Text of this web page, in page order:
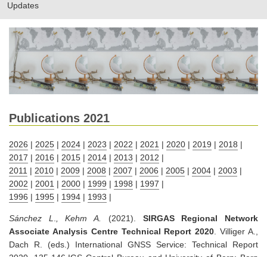
Updates
Publications 2021
2026 | 2025 | 2024 | 2023 | 2022 | 2021 | 2020 | 2019 | 2018 |
2017 | 2016 | 2015 | 2014 | 2013 | 2012 |
2011 | 2010 | 2009 | 2008 | 2007 | 2006 | 2005 | 2004 | 2003 |
2002 | 2001 | 2000 | 1999 | 1998 | 1997 |
1996 | 1995 | 1994 | 1993 |
Sánchez L , Kehm A. (2021). SIRGAS Regional Network
Associate Analysis Centre Technical Report 2020 . Villiger A.,
Dach R. (eds.) International GNSS Service: Technical Report